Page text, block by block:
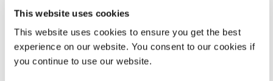
This website uses cookies
This website uses cookies to ensure you get the best
experience on our website. You consent to our cookies if
you continue to use our website.
化设备其中包括 BlueWave® QX4 V2.0 LED 和 MX 系列点
光源系统以及 BlueWave® AX-550 V2.0 LED 泛光灯。